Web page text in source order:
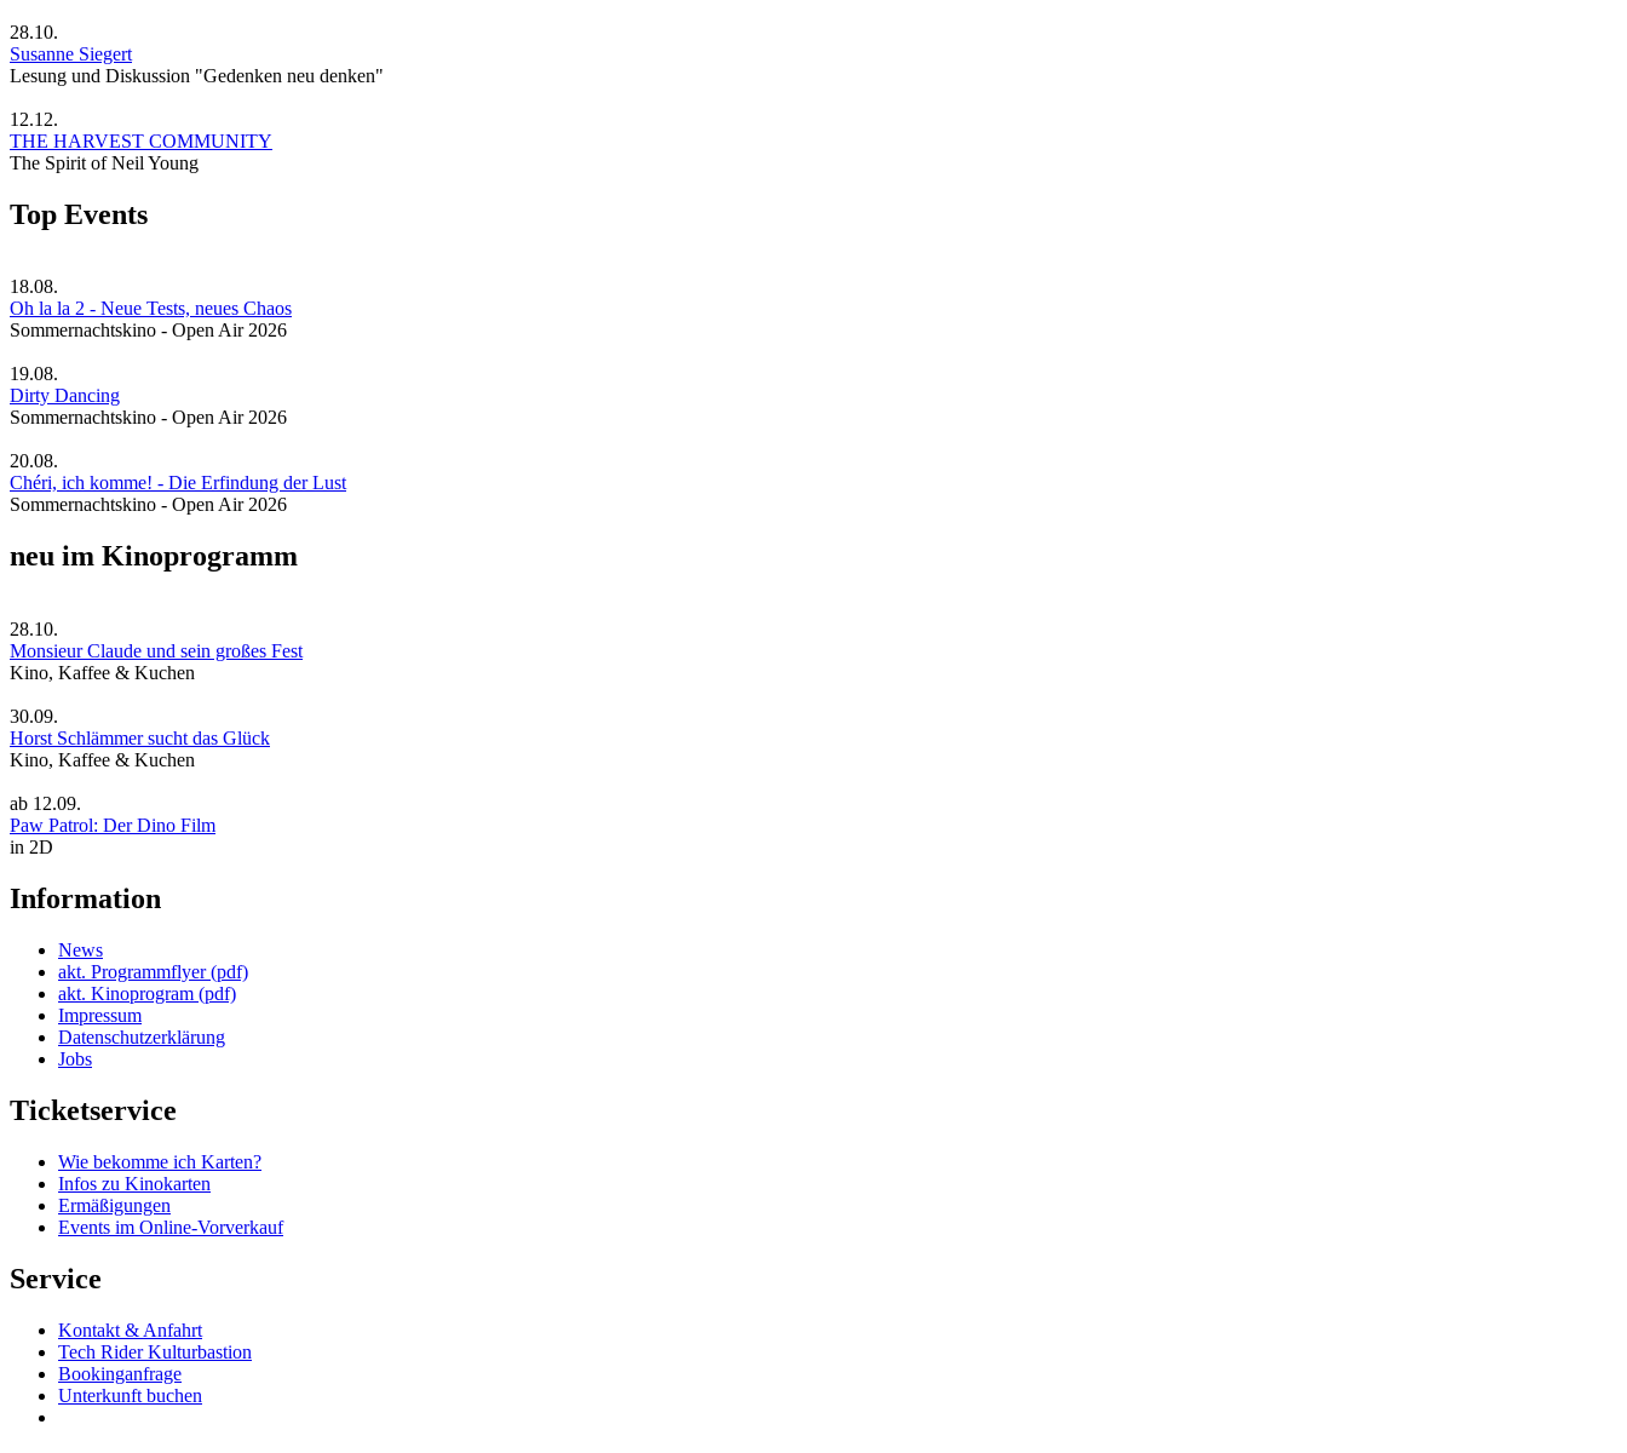
28.10.
Susanne Siegert
Lesung und Diskussion "Gedenken neu denken"
12.12.
THE HARVEST COMMUNITY
The Spirit of Neil Young
Top Events
18.08.
Oh la la 2 - Neue Tests, neues Chaos
Sommernachtskino - Open Air 2026
19.08.
Dirty Dancing
Sommernachtskino - Open Air 2026
20.08.
Chéri, ich komme! - Die Erfindung der Lust
Sommernachtskino - Open Air 2026
neu im Kinoprogramm
28.10.
Monsieur Claude und sein großes Fest
Kino, Kaffee & Kuchen
30.09.
Horst Schlämmer sucht das Glück
Kino, Kaffee & Kuchen
ab 12.09.
Paw Patrol: Der Dino Film
in 2D
Information
News
akt. Programmflyer (pdf)
akt. Kinoprogram (pdf)
Impressum
Datenschutzerklärung
Jobs
Ticketservice
Wie bekomme ich Karten?
Infos zu Kinokarten
Ermäßigungen
Events im Online-Vorverkauf
Service
Kontakt & Anfahrt
Tech Rider Kulturbastion
Bookinganfrage
Unterkunft buchen